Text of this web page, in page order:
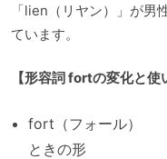
「lien（リヤン）」が男
ています。
【形容詞 fortの変化と使
fort（フォール
ときの形